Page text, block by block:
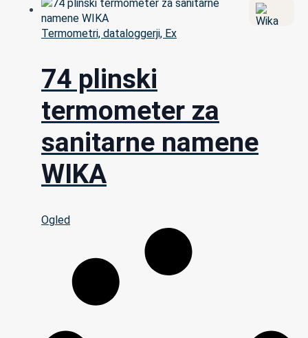
Termometri, dataloggerji, Ex
74 plinski
termometer za
sanitarne namene
WIKA
Ogled